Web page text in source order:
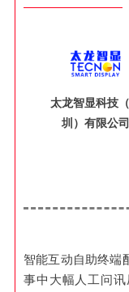
太龙智显科技
圳）有限公司
智能互动自助终端
事中大幅人工问